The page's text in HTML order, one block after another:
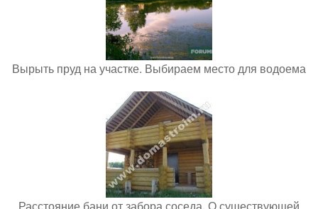
Вырыть пруд на участке. Выбираем место для водоема